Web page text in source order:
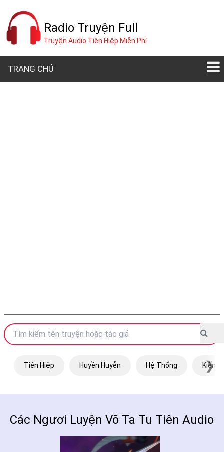
Radio Truyện Full
Truyện Audio Tiên Hiệp Miễn Phí
TRANG CHỦ
Tiên Hiệp Huyền Huyễn Hệ Thống Kiếm
❯
Các Ngươi Luyện Võ Ta Tu Tiên Audio